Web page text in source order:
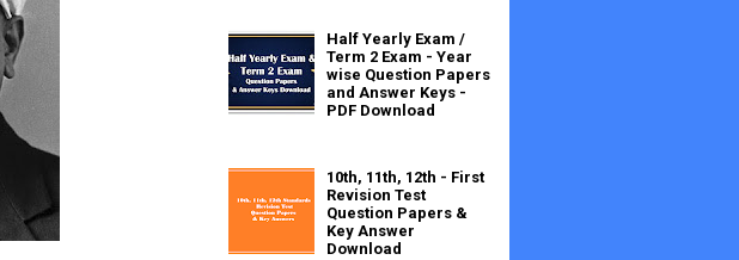
Half Yearly Exam /
Term 2 Exam - Year
wise Question Papers
and Answer Keys -
PDF Download
10th, 11th, 12th - First
Revision Test
Question Papers &
Key Answer
Download